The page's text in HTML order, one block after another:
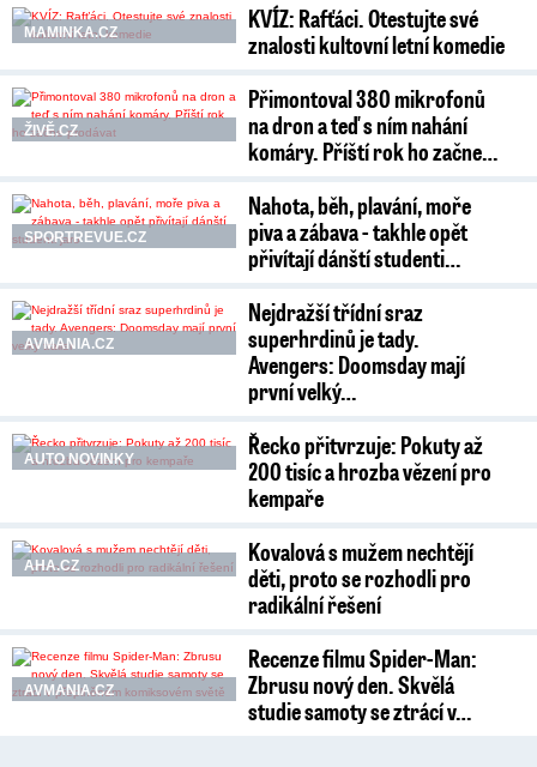
MAMINKA.CZ
KVÍZ: Rafťáci. Otestujte své
znalosti kultovní letní komedie
ŽIVĚ.CZ
Přimontoval 380 mikrofonů
na dron a teď s ním nahání
komáry. Příští rok ho začne…
SPORTREVUE.CZ
Nahota, běh, plavání, moře
piva a zábava - takhle opět
přivítají dánští studenti…
AVMANIA.CZ
Nejdražší třídní sraz
superhrdinů je tady.
Avengers: Doomsday mají
první velký…
AUTO NOVINKY
Řecko přitvrzuje: Pokuty až
200 tisíc a hrozba vězení pro
kempaře
AHA.CZ
Kovalová s mužem nechtějí
děti, proto se rozhodli pro
radikální řešení
AVMANIA.CZ
Recenze filmu Spider-Man:
Zbrusu nový den. Skvělá
studie samoty se ztrácí v…